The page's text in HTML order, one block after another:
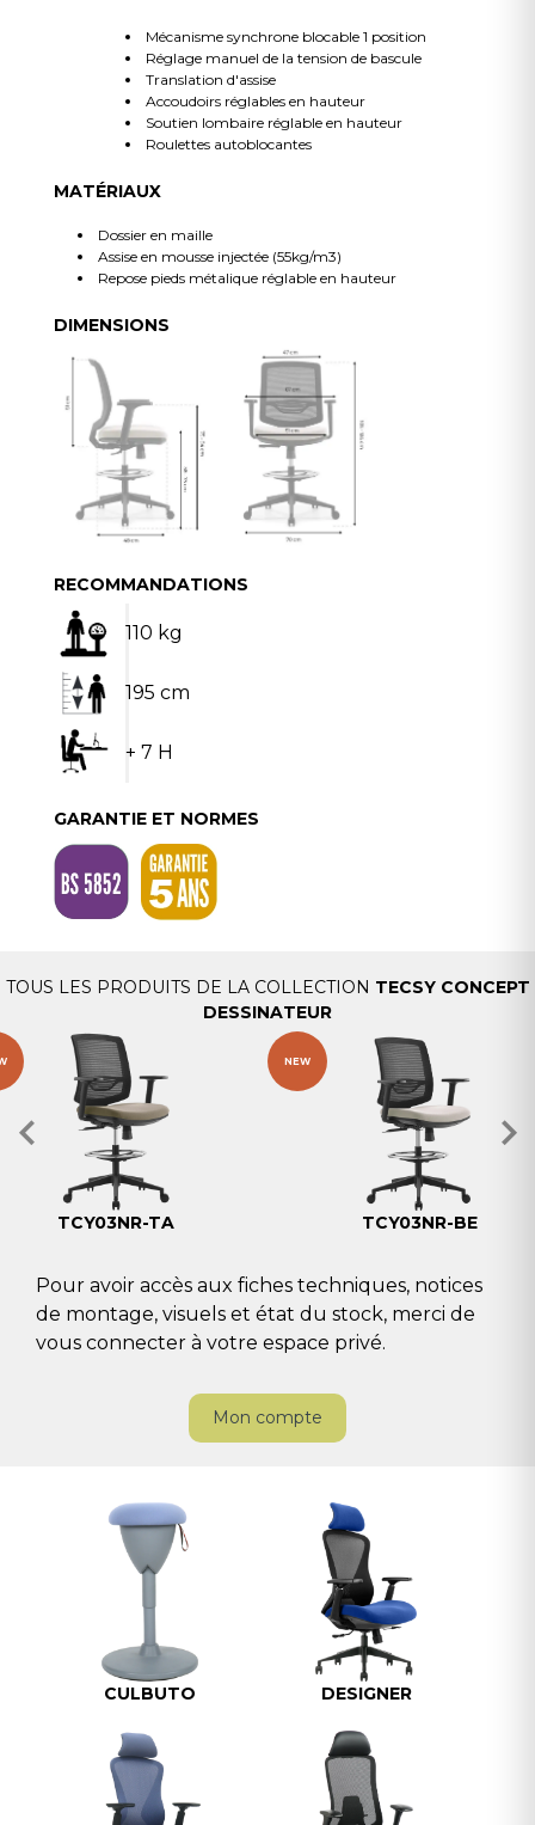
Mécanisme synchrone blocable 1 position
Réglage manuel de la tension de bascule
Translation d'assise
Accoudoirs réglables en hauteur
Soutien lombaire réglable en hauteur
Roulettes autoblocantes
MATÉRIAUX
Dossier en maille
Assise en mousse injectée (55kg/m3)
Repose pieds métalique réglable en hauteur
DIMENSIONS
RECOMMANDATIONS
110 kg
195 cm
+ 7 H
GARANTIE ET NORMES
TOUS LES PRODUITS DE LA COLLECTION TECSY CONCEPT
DESSINATEUR
TCY03NR-TA
NEW
TCY03NR-BE
Pour avoir accès aux fiches techniques, notices
de montage, visuels et état du stock, merci de
vous connecter à votre espace privé.
Mon compte
CULBUTO DESIGNER